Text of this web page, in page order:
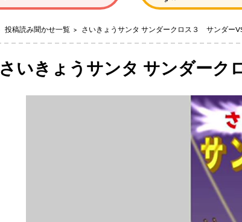
投稿読み聞かせ一覧 さいきょうサンタ サンダークロス３ サンダー
さいきょうサンタ サンダー